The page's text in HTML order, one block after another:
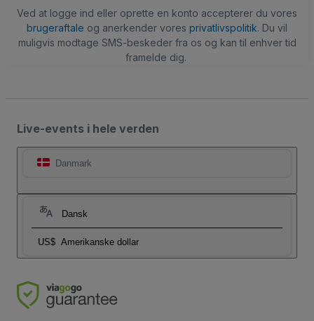
Ved at logge ind eller oprette en konto accepterer du vores
brugeraftale og anerkender vores privatlivspolitik. Du vil
muligvis modtage SMS-beskeder fra os og kan til enhver tid
framelde dig.
Live-events i hele verden
Danmark
Dansk
US$ Amerikanske dollar